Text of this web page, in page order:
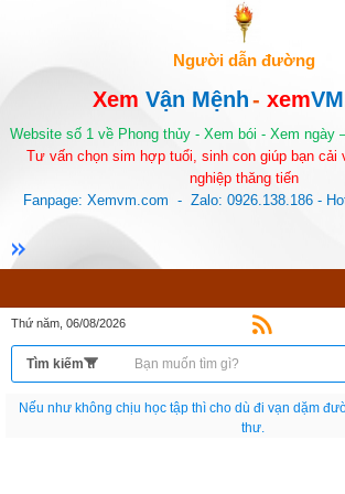
Người dẫn đường
Xem Vận Mệnh- xemVM
Website số 1 về Phong thủy - Xem bói - Xem ngày
Tư vấn chọn sim hợp tuổi, sinh con giúp bạn cải
nghiệp thăng tiến
Fanpage: Xemvm.com - Zalo: 0926.138.186 -
Thứ năm, 06/08/2026
Nếu như không chịu học tập thì cho dù đi vạn dặm
thư.